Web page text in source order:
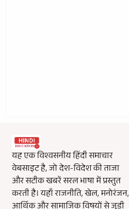
यह एक विश्वसनीय हिंदी समाचार
वेबसाइट है, जो देश-विदेश की ताजा
और सटीक खबरें सरल भाषा में प्रस्तुत
करती है। यहाँ राजनीति, खेल, मनोरंजन,